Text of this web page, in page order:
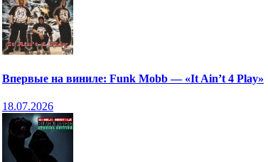
Впервые на виниле: Funk Mobb — «It Ain’t 4 Play»
18.07.2026